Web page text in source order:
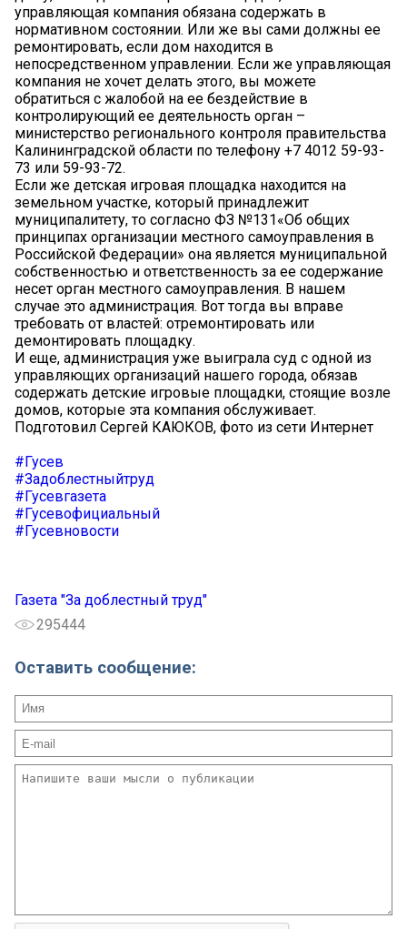
управляющая компания обязана содержать в
нормативном состоянии. Или же вы сами должны ее
ремонтировать, если дом находится в
непосредственном управлении. Если же управляющая
компания не хочет делать этого, вы можете
обратиться с жалобой на ее бездействие в
контролирующий ее деятельность орган –
министерство регионального контроля правительства
Калининградской области по телефону +7 4012 59-93-
73 или 59-93-72.
Если же детская игровая площадка находится на
земельном участке, который принадлежит
муниципалитету, то согласно ФЗ №131«Об общих
принципах организации местного самоуправления в
Российской Федерации» она является муниципальной
собственностью и ответственность за ее содержание
несет орган местного самоуправления. В нашем
случае это администрация. Вот тогда вы вправе
требовать от властей: отремонтировать или
демонтировать площадку.
И еще, администрация уже выиграла суд с одной из
управляющих организаций нашего города, обязав
содержать детские игровые площадки, стоящие возле
домов, которые эта компания обслуживает.
Подготовил Сергей КАЮКОВ, фото из сети Интернет
#Гусев
#Задоблестныйтруд
#Гусевгазета
#Гусевофициальный
#Гусевновости
Газета "За доблестный труд"
295444
Оставить сообщение: